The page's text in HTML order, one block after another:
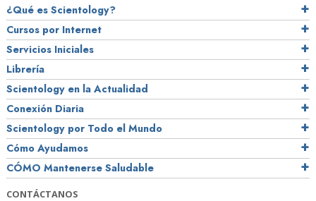
¿Qué es Scientology?
Cursos por Internet
Servicios Iniciales
Librería
Scientology en la Actualidad
Conexión Diaria
Scientology por Todo el Mundo
Cómo Ayudamos
CÓMO Mantenerse Saludable
CONTÁCTANOS